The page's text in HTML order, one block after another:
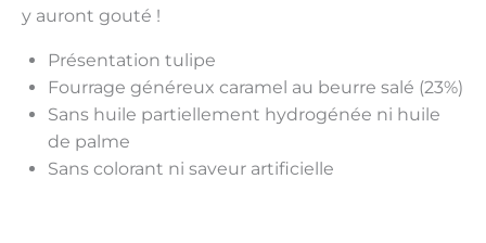
y auront gouté !
Présentation tulipe
Fourrage généreux caramel au beurre salé (23%)
Sans huile partiellement hydrogénée ni huile
de palme
Sans colorant ni saveur artificielle